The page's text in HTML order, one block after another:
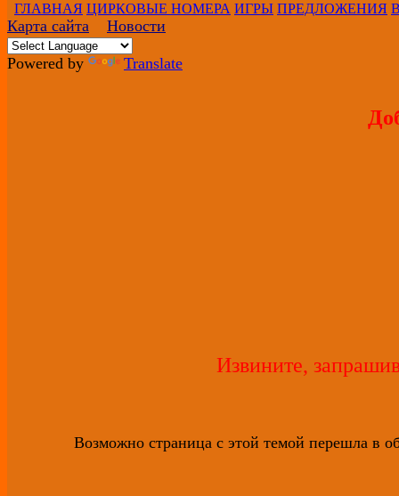
ГЛАВНАЯ ЦИРКОВЫЕ НОМЕРА ИГРЫ ПРЕДЛОЖЕНИЯ
Карта сайта Новости
Powered by Translate
Извините,
Возможно страница с этой темой перешла в